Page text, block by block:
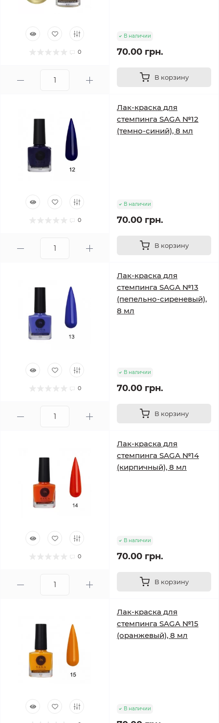
0
В наличии
70.00 грн.
В корзину
0
Лак-краска для
стемпинга SAGA №12
(темно-синий), 8 мл
В наличии
70.00 грн.
В корзину
0
Лак-краска для
стемпинга SAGA №13
(пепельно-сиреневый),
8 мл
В наличии
70.00 грн.
В корзину
0
Лак-краска для
стемпинга SAGA №14
(кирпичный), 8 мл
В наличии
70.00 грн.
В корзину
Лак-краска для
стемпинга SAGA №15
(оранжевый), 8 мл
В наличии